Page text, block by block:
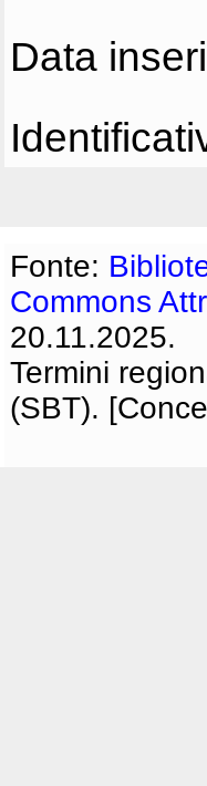
Data
Fonte:
Commons
20.11.2025.
Termini
(SBT).